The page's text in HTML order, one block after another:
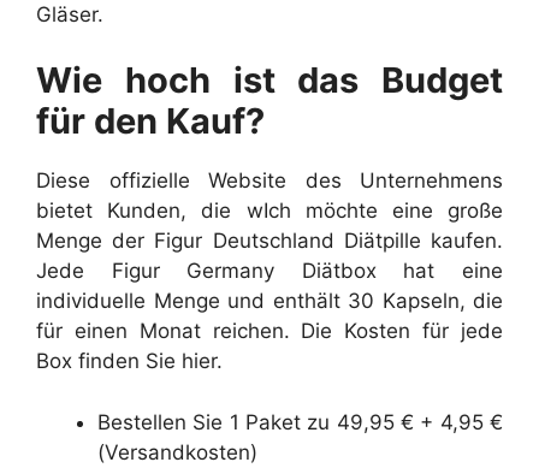
Gläser.
Wie hoch ist das Budget
für den Kauf?
Diese offizielle Website des Unternehmens
bietet Kunden, die wIch möchte eine große
Menge der Figur Deutschland Diätpille kaufen.
Jede Figur Germany Diätbox hat eine
individuelle Menge und enthält 30 Kapseln, die
für einen Monat reichen. Die Kosten für jede
Box finden Sie hier.
Bestellen Sie 1 Paket zu 49,95 € + 4,95 €
(Versandkosten)